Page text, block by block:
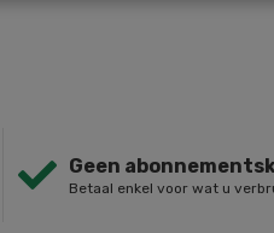
Geen
Betaal enkel voor wat u